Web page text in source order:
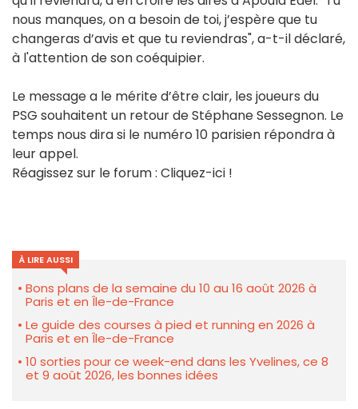
nous manques, on a besoin de toi, j’espère que tu
changeras d’avis et que tu reviendras", a-t-il déclaré,
à l'attention de son coéquipier.
Le message a le mérite d’être clair, les joueurs du
PSG souhaitent un retour de Stéphane Sessegnon. Le
temps nous dira si le numéro 10 parisien répondra à
leur appel.
Réagissez sur le forum : Cliquez-ici !
À LIRE AUSSI
Bons plans de la semaine du 10 au 16 août 2026 à
Paris et en Île-de-France
Le guide des courses à pied et running en 2026 à
Paris et en Île-de-France
10 sorties pour ce week-end dans les Yvelines, ce 8
et 9 août 2026, les bonnes idées